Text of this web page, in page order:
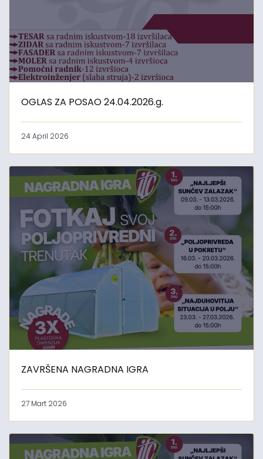
OGLAS ZA POSAO 24.04.2026.g.
24 April 2026
ZAVRŠENA NAGRADNA IGRA
27 Mart 2026